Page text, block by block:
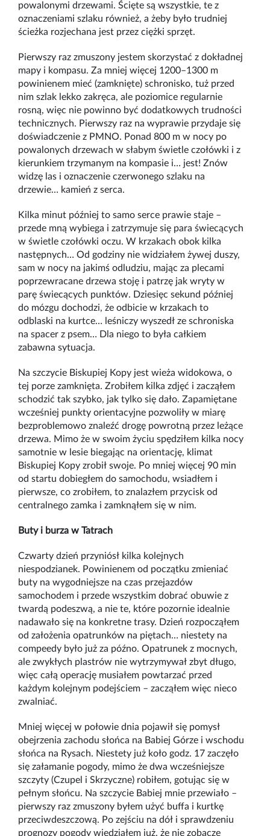
powalonymi drzewami. Ścięte są wszystkie, te z
oznaczeniami szlaku również, a żeby było trudniej
ścieżka rozjechana jest przez ciężki sprzęt.
Pierwszy raz zmuszony jestem skorzystać z dokładnej
mapy i kompasu. Za mniej więcej 1200–1300 m
powinienem mieć (zamknięte) schronisko, tuż przed
nim szlak lekko zakręca, ale poziomice regularnie
rosną, więc nie powinno być dodatkowych trudności
technicznych. Pierwszy raz na wyprawie przydaje się
doświadczenie z PMNO. Ponad 800 m w nocy po
powalonych drzewach w słabym świetle czołówki i z
kierunkiem trzymanym na kompasie i… jest! Znów
widzę las i oznaczenie czerwonego szlaku na
drzewie… kamień z serca.
Kilka minut później to samo serce prawie staje –
przede mną wybiega i zatrzymuje się para świecących
w świetle czołówki oczu. W krzakach obok kilka
następnych… Od godziny nie widziałem żywej duszy,
sam w nocy na jakimś odludziu, mając za plecami
poprzewracane drzewa stoję i patrzę jak wryty w
parę świecących punktów. Dziesięc sekund później
do mózgu dochodzi, że odbicie w krzakach to
odblaski na kurtce… leśniczy wyszedł ze schroniska
na spacer z psem… Dla niego to była całkiem
zabawna sytuacja.
Na szczycie Biskupiej Kopy jest wieża widokowa, o
tej porze zamknięta. Zrobiłem kilka zdjęć i zacząłem
schodzić tak szybko, jak tylko się dało. Zapamiętane
wcześniej punkty orientacyjne pozwoliły w miarę
bezproblemowo znaleźć drogę powrotną przez leżące
drzewa. Mimo że w swoim życiu spędziłem kilka nocy
samotnie w lesie biegając na orientację, klimat
Biskupiej Kopy zrobił swoje. Po mniej więcej 90 min
od startu dobiegłem do samochodu, wsiadłem i
pierwsze, co zrobiłem, to znalazłem przycisk od
centralnego zamka i zamknąłem się w nim.
Buty i burza w Tatrach
Czwarty dzień przyniósł kilka kolejnych
niespodzianek. Powinienem od początku zmieniać
buty na wygodniejsze na czas przejazdów
samochodem i przede wszystkim dobrać obuwie z
twardą podeszwą, a nie te, które pozornie idealnie
nadawało się na konkretne trasy. Dzień rozpocząłem
od założenia opatrunków na piętach… niestety na
compeedy było już za późno. Opatrunek z mocnych,
ale zwykłych plastrów nie wytrzymywał zbyt długo,
więc całą operację musiałem powtarzać przed
każdym kolejnym podejściem – zacząłem więc nieco
zwalniać.
Mniej więcej w połowie dnia pojawił się pomysł
obejrzenia zachodu słońca na Babiej Górze i wschodu
słońca na Rysach. Niestety już koło godz. 17 zaczęło
się załamanie pogody, mimo że dwa wcześniejsze
szczyty (Czupel i Skrzyczne) robiłem, gotując się w
pełnym słońcu. Na szczycie Babiej mnie przewiało –
pierwszy raz zmuszony byłem użyć buffa i kurtkę
przeciwdeszczową. Po zejściu na dół i sprawdzeniu
prognozy pogody wiedziałem już, że nie zobaczę